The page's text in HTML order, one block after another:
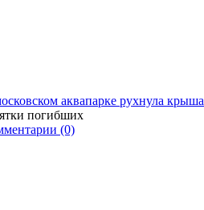
аквапарке рухнула крыша
погибших
(0)